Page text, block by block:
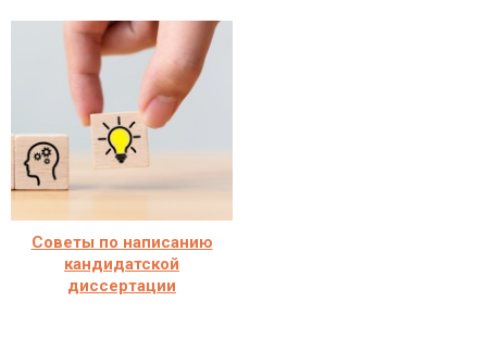
Советы по написанию
кандидатской
диссертации